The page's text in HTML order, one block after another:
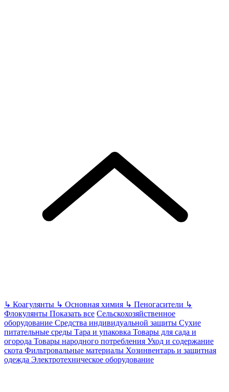
↳ Коагулянты ↳ Основная химия ↳ Пеногасители ↳
Флокулянты Показать все Сельскохозяйственное
оборудование Средства индивидуальной защиты Сухие
питательные среды Тара и упаковка Товары для сада и
огорода Товары народного потребления Уход и содержание
скота Фильтровальные материалы Хозинвентарь и защитная
одежда Электротехническое оборудование